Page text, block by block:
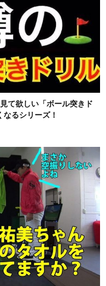
て欲しい「ボール突きド
るシリーズ！